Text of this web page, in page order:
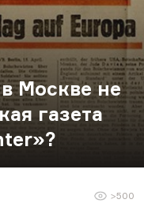
Москве не
газета
>500